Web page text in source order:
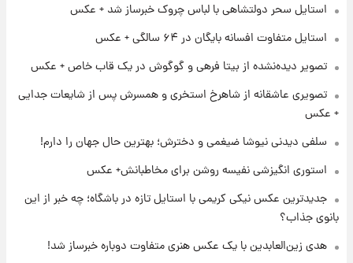
۲۱ ساعت پیش
جهانی در آمریکا + فیلم
برای اولین بار؛ انتشار تصاویری از رهبر جدید
استایل سحر دولتشاهی با لباس چروک خبرساز شد + عکس
استایل متفاوت افسانه بایگان در ۶۴ سالگی + عکس
تصویر دیده‌نشده از بیتا فرهی و گوگوش در یک قاب خاص + عکس
تصویری عاشقانه از شاهرخ استخری و همسرش پس از شایعات جدایی
+ عکس
سلفی دیدنی نیوشا ضیغمی و دخترش؛ بهترین حال جهان را دارم!
استوری انگیزشی نفیسه روشن برای مخاطبانش+ عکس
جدیدترین عکس نیکی کریمی با استایل تازه در باشگاه؛ چه خبر از این
بانوی جذاب؟
هدی زین‌العابدین با یک عکس هنری متفاوت دوباره خبرساز شد!